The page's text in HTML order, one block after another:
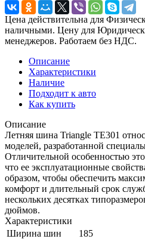
Цена действительна для
наличными. Цену для
менеджеров. Работаем без НДС.
Описание
Характеристики
Наличие
Подходит к авто
Как купить
Описание
Летняя шина Triangle TE301
моделей, разработанной
Отличительной особенностью
что ее эксплуатационные
образом, чтобы обеспечить
комфорт и длительный срок
нескольких десятках
дюймов.
Характеристики
Ширина шин
185